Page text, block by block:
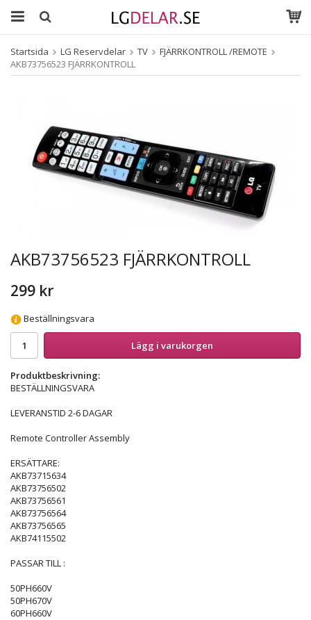
Startsida LG Reservdelar TV
FJÄRRKONTROLL /REMOTE
AKB73756523 FJÄRRKONTROLL
AKB73756523 FJÄRRKONTROLL
299 kr
Beställningsvara
Lägg i varukorgen
Produktbeskrivning:
BESTÄLLNINGSVARA
LEVERANSTID 2-6 DAGAR
Remote Controller Assembly
ERSÄTTARE:
AKB73715634
AKB73756502
AKB73756561
AKB73756564
AKB73756565
AKB74115502
PASSAR TILL :
50PH660V
50PH670V
60PH660V